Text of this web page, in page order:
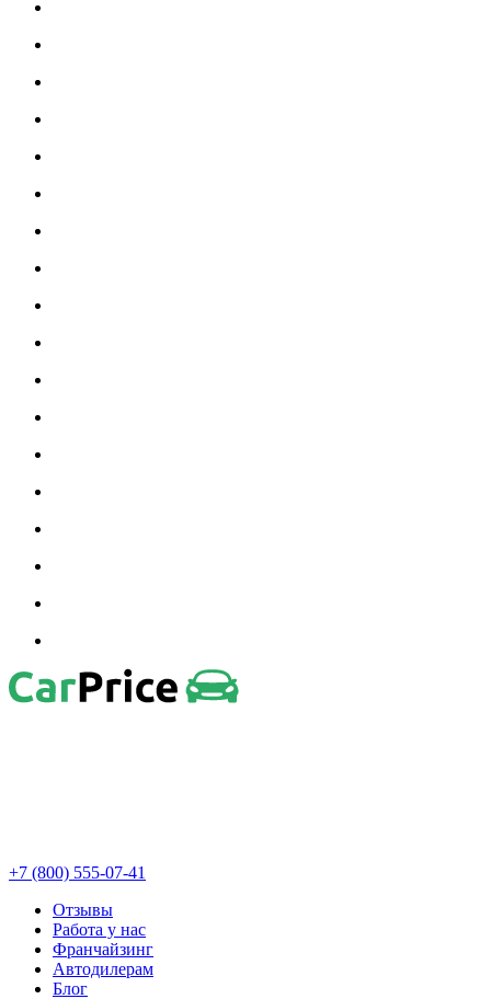
+7 (800) 555-07-41
Отзывы
Работа у нас
Франчайзинг
Автодилерам
Блог